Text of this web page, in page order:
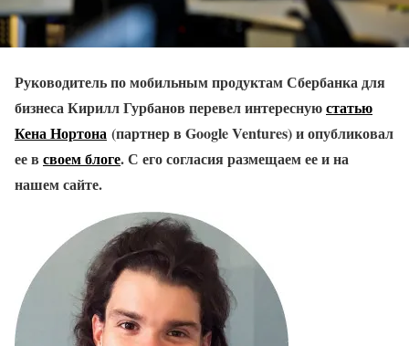
Руководитель по мобильным продуктам Сбербанка для
бизнеса Кирилл Гурбанов перевел интереснуюстатью
Кена Нортона (партнер в Google Ventures) и опубликовал
ее в своем блоге. С его согласия размещаем ее и на
нашем сайте.